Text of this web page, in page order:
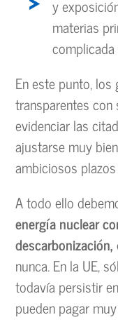
y
materias
En este punto,
transparentes
evidenciar las
ajustarse muy
ambiciosos
A todo ello
energía nuclear
descarbonización,
nunca. En la UE,
todavía persistir
pueden pagar